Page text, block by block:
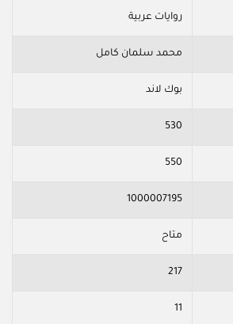
روايات عربية
محمد سلمان كامل
بوك لاند
530
550
1000007195
متاح
217
11